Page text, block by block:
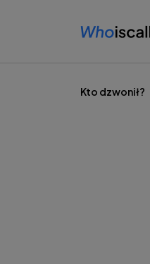
Kto dzwonił?